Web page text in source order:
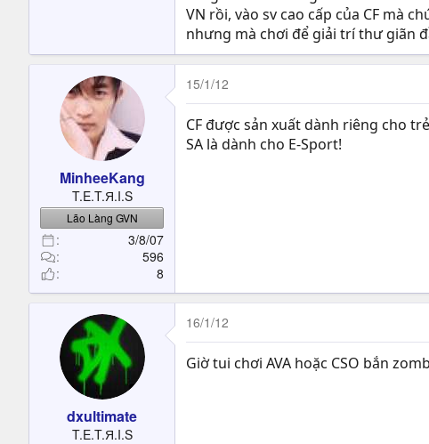
VN rồi, vào sv cao cấp của CF mà
nhưng mà chơi để giải trí thư giãn
MinheeKang
T.E.T.Я.I.S
Lão Làng GVN
3/8/07
596
8
15/1/12
CF được sản xuất dành riêng cho
SA là dành cho E-Sport!
dxultimate
T.E.T.Я.I.S
16/1/12
Giờ tui chơi AVA hoặc CSO bắn